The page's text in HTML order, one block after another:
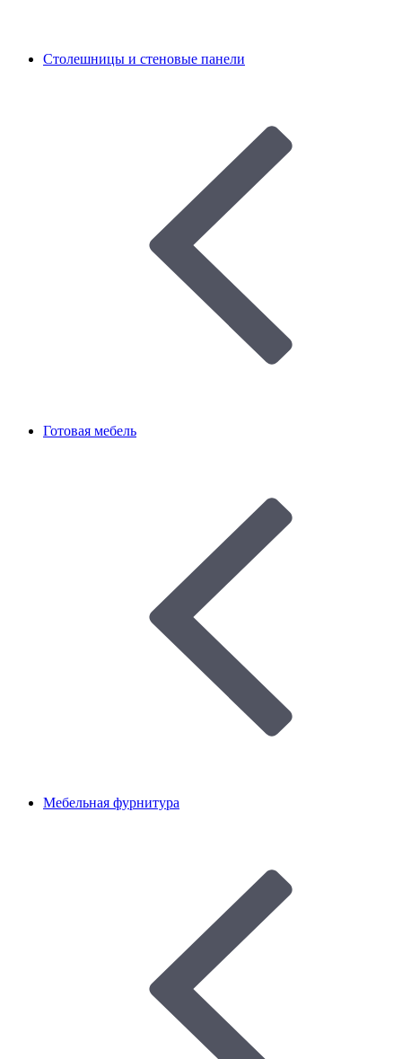
Столешницы и стеновые панели
Готовая мебель
Мебельная фурнитура